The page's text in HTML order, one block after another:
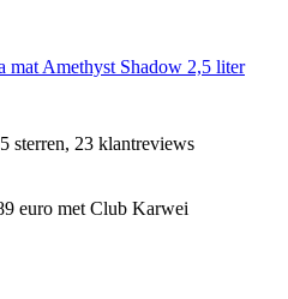
Amethyst Shadow 2,5 liter
sterren, 23 klantreviews
euro met Club Karwei